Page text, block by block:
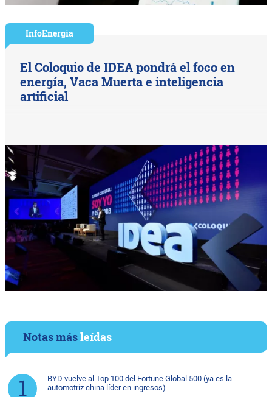
InfoEnergía
El Coloquio de IDEA pondrá el foco en
energía, Vaca Muerta e inteligencia
artificial
Notas másleídas
BYD vuelve al Top 100 del Fortune Global 500 (ya es la
automotriz china líder en ingresos)